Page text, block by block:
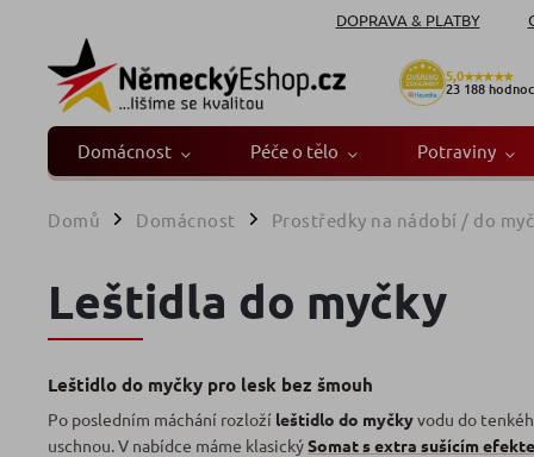
DOPRAVA & PLATBY
5,0★★★★★
23 188
Domácnost Péče o tělo Potraviny
Domů / Domácnost / Prostředky na nádobí / do
Leštidla do myčky
Leštidlo do myčky pro lesk bez šmouh
Po posledním máchání rozloží leštidlo do myčkyvodu do
uschnou. V nabídce máme klasickýSomat s extra sušícím